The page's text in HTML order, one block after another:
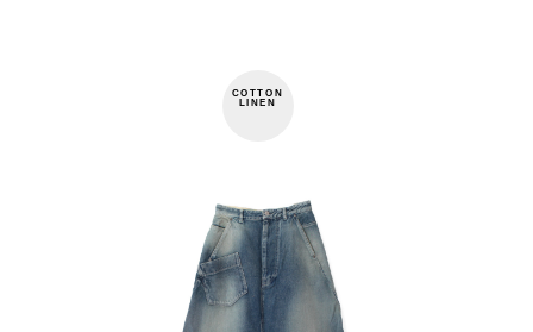
COTTON
LINEN